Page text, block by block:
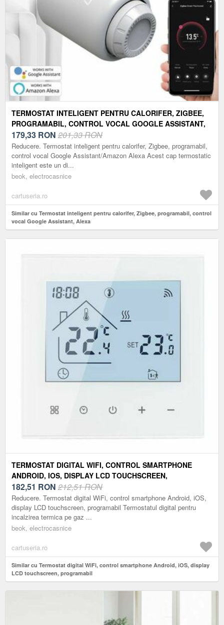
TERMOSTAT INTELIGENT PENTRU CALORIFER, ZIGBEE,
PROGRAMABIL, CONTROL VOCAL GOOGLE ASSISTANT,
ALEXA
179,33 RON 201,33 RON
Reducere. Termostat inteligent pentru calorifer, Zigbee, programabil,
control vocal Google Assistant/Amazon Alexa Acest cap termostatic
inteligent este un di...
beok, electrocasnice
cartuseria.ro
Similar cu Termostat inteligent pentru calorifer, Zigbee, programabil, control
vocal Google Assistant, Alexa
TERMOSTAT DIGITAL WIFI, CONTROL SMARTPHONE
ANDROID, IOS, DISPLAY LCD TOUCHSCREEN,
PROGRAMABIL
182,51 RON 212,51 RON
Reducere. Termostat digital WiFi, control smartphone Android, iOS,
display LCD touchscreen, programabil Termostatul digital pentru
incalzirea termica pe gaz ...
beok, electrocasnice
cartuseria.ro
Similar cu Termostat digital WiFi, control smartphone Android, iOS, display
LCD touchscreen, programabil